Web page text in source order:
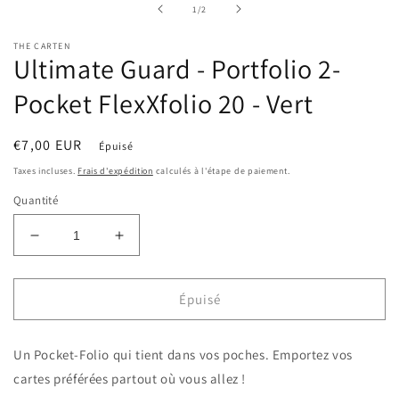
fenêtre
modale
1/de2
THE CARTEN
Ultimate Guard - Portfolio 2-
Pocket FlexXfolio 20 - Vert
Prix
habituel
€7,00 EUR Épuisé
Taxes incluses. Frais d'expédition calculés à l'étape de paiement.
Quantité
Réduire
la
quantité
Ultimate
-
Portfolio
Augmenter
la
quantité
Ultimate
-
Portfolio
Épuisé
Un Pocket-Folio qui tient dans vos poches. Emportez vos
cartes préférées partout où vous allez !